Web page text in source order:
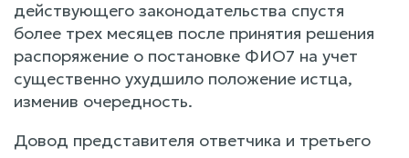
действующего законодательства спустя
более трех месяцев после принятия решения
распоряжение о постановке ФИО7 на учет
существенно ухудшило положение истца,
изменив очередность.
Довод представителя ответчика и третьего